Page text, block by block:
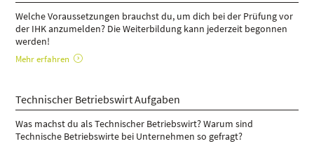
Welche Voraussetzungen brauchst du, um dich bei der Prüfung vor
der IHK anzumelden? Die Weiterbildung kann jederzeit begonnen
werden!
Mehr erfahren
Technischer Betriebswirt Aufgaben
Was machst du als Technischer Betriebswirt? Warum sind
Technische Betriebswirte bei Unternehmen so gefragt?